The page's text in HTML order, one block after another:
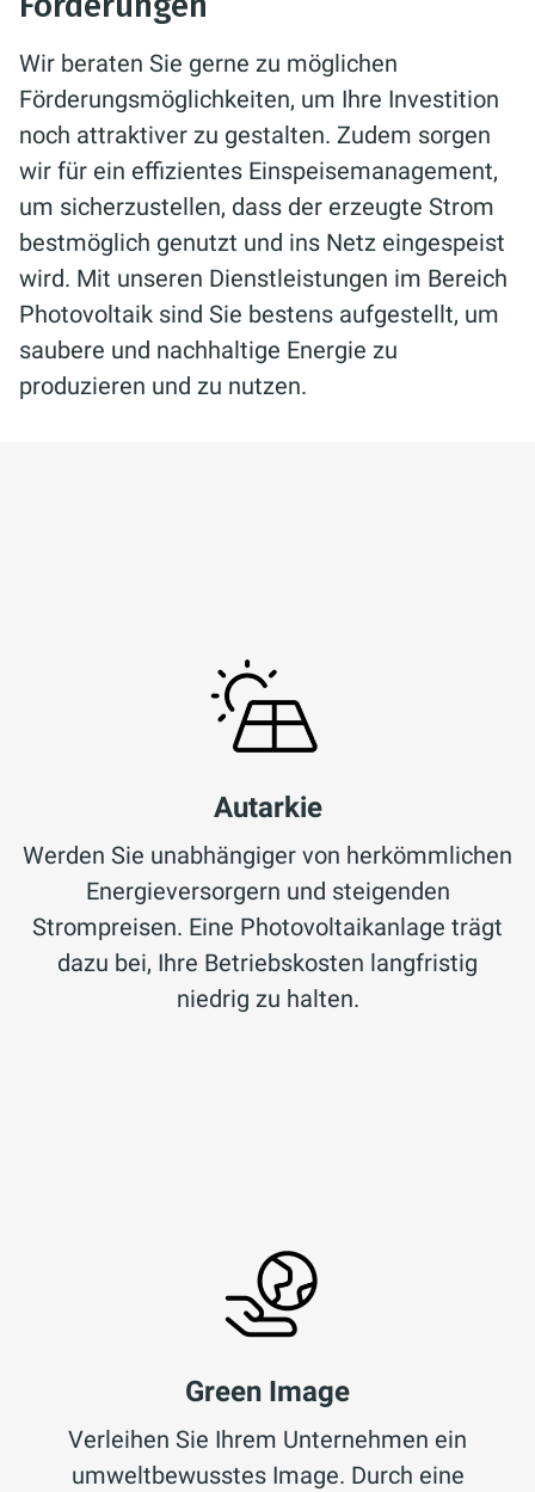
Wir beraten Sie gerne zu möglichen
Förderungsmöglichkeiten, um Ihre Investition
noch attraktiver zu gestalten. Zudem sorgen
wir für ein effizientes Einspeisemanagement,
um sicherzustellen, dass der erzeugte Strom
bestmöglich genutzt und ins Netz eingespeist
wird. Mit unseren Dienstleistungen im Bereich
Photovoltaik sind Sie bestens aufgestellt, um
saubere und nachhaltige Energie zu
produzieren und zu nutzen.
Autarkie
Werden Sie unabhängiger von herkömmlichen
Energieversorgern und steigenden
Strompreisen. Eine Photovoltaikanlage trägt
dazu bei, Ihre Betriebskosten langfristig
niedrig zu halten.
Green Image
Verleihen Sie Ihrem Unternehmen ein
umweltbewusstes Image. Durch eine